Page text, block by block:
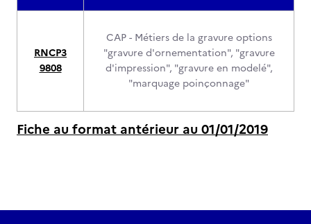
RNCP3
9808
CAP - Métiers de la gravure options
"gravure d'ornementation", "gravure
d'impression", "gravure en modelé",
"marquage poinçonnage"
Fiche au format antérieur au 01/01/2019